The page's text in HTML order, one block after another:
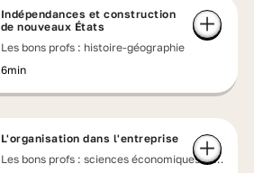
Indépendances et construction
de nouveaux États
Les bons profs : histoire-géographie
6min
L'organisation dans l'entreprise
Les bons profs : sciences économiques et